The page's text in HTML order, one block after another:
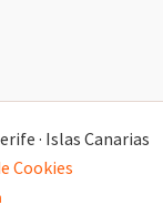
· Islas Canarias
Cookies